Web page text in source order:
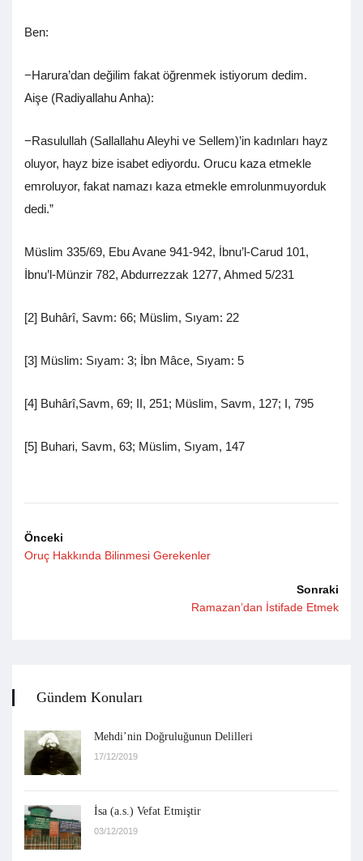
Ben:
−Harura’dan değilim fakat öğrenmek istiyorum dedim.
Aişe (Radiyallahu Anha):
−Rasulullah (Sallallahu Aleyhi ve Sellem)’in kadınları hayz
oluyor, hayz bize isabet ediyordu. Orucu kaza etmekle
emroluyor, fakat namazı kaza etmekle emrolunmuyorduk
dedi.”
Müslim 335/69, Ebu Avane 941-942, İbnu’l-Carud 101,
İbnu’l-Münzir 782, Abdurrezzak 1277, Ahmed 5/231
[2] Buhârî, Savm: 66; Müslim, Sıyam: 22
[3] Müslim: Sıyam: 3; İbn Mâce, Sıyam: 5
[4] Buhârî,Savm, 69; II, 251; Müslim, Savm, 127; I, 795
[5] Buhari, Savm, 63; Müslim, Sıyam, 147
Önceki
Oruç Hakkında Bilinmesi Gerekenler
Sonraki
Ramazan’dan İstifade Etmek
Gündem Konuları
Mehdi’nin Doğruluğunun Delilleri
17/12/2019
İsa (a.s.) Vefat Etmiştir
03/12/2019